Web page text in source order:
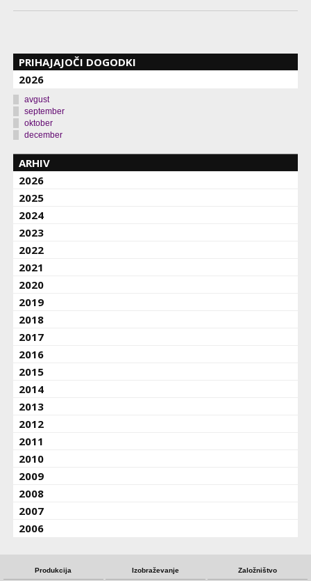
PRIHAJAJOČI DOGODKI
2026
avgust
september
oktober
december
ARHIV
2026
2025
2024
2023
2022
2021
2020
2019
2018
2017
2016
2015
2014
2013
2012
2011
2010
2009
2008
2007
2006
Produkcija Izobraževanje Založništvo